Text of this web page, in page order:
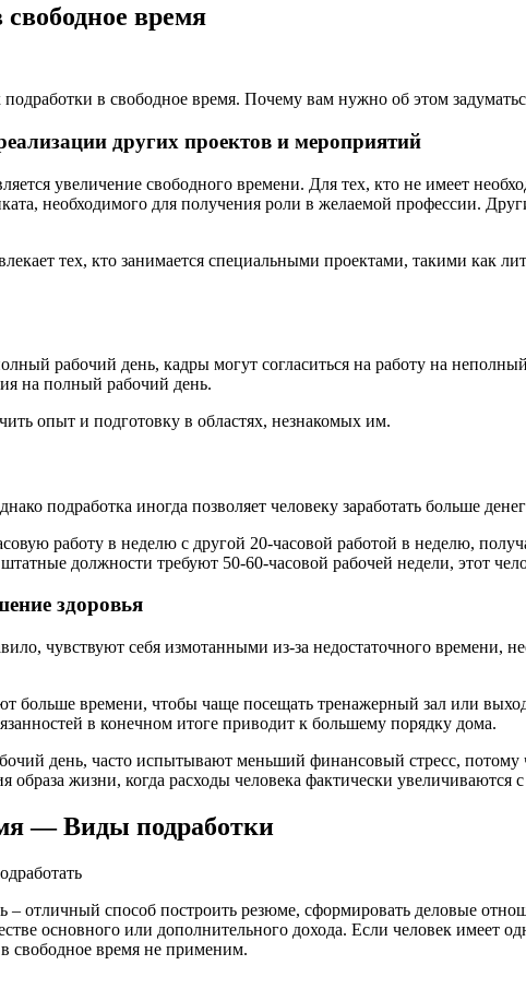
время
в свободное время. Почему вам нужно об этом
других проектов и мероприятий
увеличение свободного времени. Для тех, кто не имеет
необходимого для получения роли в желаемой профессии.
тех, кто занимается специальными проектами, такими как
рабочий день, кадры могут согласиться на работу на
на полный рабочий день.
опыт и подготовку в областях, незнакомых им.
подработка иногда позволяет человеку заработать больше
работу в неделю с другой 20-часовой работой в неделю,
должности требуют 50-60-часовой рабочей недели, этот
здоровья
чувствуют себя измотанными из-за недостаточного времени,
больше времени, чтобы чаще посещать тренажерный зал или
в конечном итоге приводит к большему порядку дома.
день, часто испытывают меньший финансовый стресс,
образа жизни, когда расходы человека фактически увеличиваются
— Виды подработки
отличный способ построить резюме, сформировать деловые
основного или дополнительного дохода. Если человек имеет
свободное время не применим.